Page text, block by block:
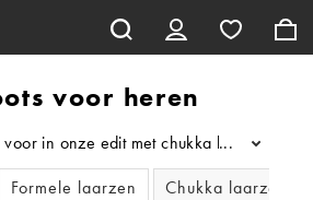
voor heren
in onze edit met chukka boots voor
...
Formele laarzen Chukka laarzen